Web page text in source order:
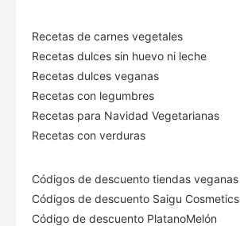
Recetas de carnes vegetales
Recetas dulces sin huevo ni leche
Recetas dulces veganas
Recetas con legumbres
Recetas para Navidad Vegetarianas
Recetas con verduras
Códigos de descuento tiendas veganas
Códigos de descuento Saigu Cosmetics
Código de descuento PlatanoMelón